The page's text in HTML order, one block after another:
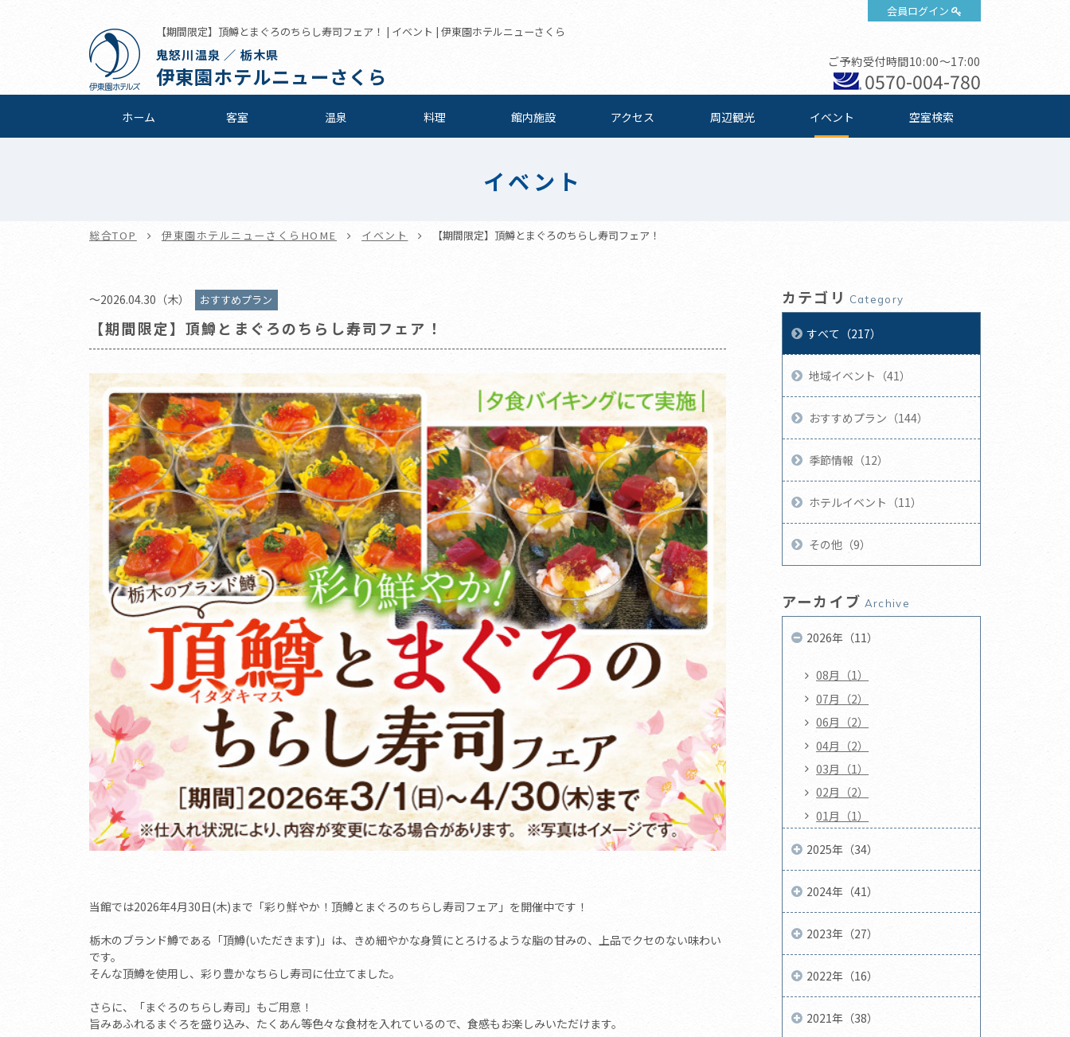
会員ログイン
【期間限定】頂鱒とまぐろのちらし寿司フェア！ | イベント | 伊東園ホテルニューさくら
鬼怒川温泉 ／ 栃木県
伊東園ホテルニューさくら
ご予約受付時間10:00～17:00
0570-004-780
ホーム 客室 温泉 料理 館内施設 アクセス 周辺観光 イベント 空室検索
イベント
総合TOP 伊東園ホテルニューさくらHOME イベント 【期間限定】頂鱒とまぐろのちらし寿司フェア！
～2026.04.30（木） おすすめプラン
【期間限定】頂鱒とまぐろのちらし寿司フェア！
当館では2026年4月30日(木)まで「彩り鮮やか！頂鱒とまぐろのちらし寿司フェア」を開催中です！
栃木のブランド鱒である「頂鱒(いただきます)」は、きめ細やかな身質にとろけるような脂の甘みの、上品でクセのない味わい
です。
そんな頂鱒を使用し、彩り豊かなちらし寿司に仕立てました。
さらに、「まぐろのちらし寿司」もご用意！
旨みあふれるまぐろを盛り込み、たくあん等色々な食材を入れているので、食感もお楽しみいただけます。
カテゴリ Category
すべて（217）
地域イベント（41）
おすすめプラン（144）
季節情報（12）
ホテルイベント（11）
その他（9）
アーカイブ Archive
2026年（11）
08月（1）
07月（2）
06月（2）
04月（2）
03月（1）
02月（2）
01月（1）
2025年（34）
2024年（41）
2023年（27）
2022年（16）
2021年（38）